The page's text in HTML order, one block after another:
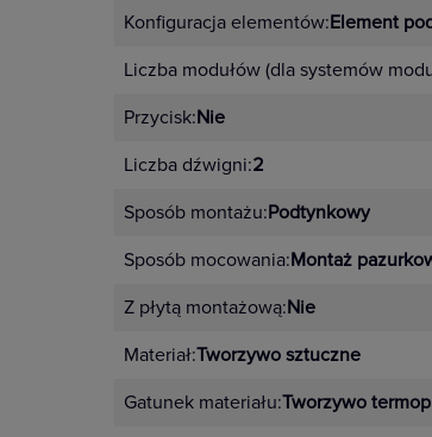
Konfiguracja elementów:Element
Liczba modułów (dla systemów
Przycisk:Nie
Liczba dźwigni:2
Sposób montażu:Podtynkowy
Sposób mocowania:Montaż
Z płytą montażową:Nie
Materiał:Tworzywo sztuczne
Gatunek materiału:Tworzywo